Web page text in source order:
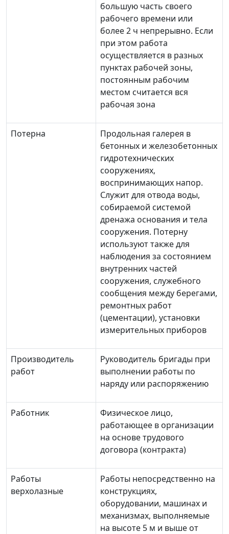
большую часть своего
рабочего времени или
более 2 ч непрерывно. Если
при этом работа
осуществляется в разных
пунктах рабочей зоны,
постоянным рабочим
местом считается вся
рабочая зона
Потерна
Продольная галерея в
бетонных и железобетонных
гидротехнических
сооружениях,
воспринимающих напор.
Служит для отвода воды,
собираемой системой
дренажа основания и тела
сооружения. Потерну
используют также для
наблюдения за состоянием
внутренних частей
сооружения, служебного
сообщения между берегами,
ремонтных работ
(цементации), установки
измерительных приборов
Производитель
работ
Руководитель бригады при
выполнении работы по
наряду или распоряжению
Работник
Физическое лицо,
работающее в организации
на основе трудового
договора (контракта)
Работы
верхолазные
Работы непосредственно на
конструкциях,
оборудовании, машинах и
механизмах, выполняемые
на высоте 5 м и выше от